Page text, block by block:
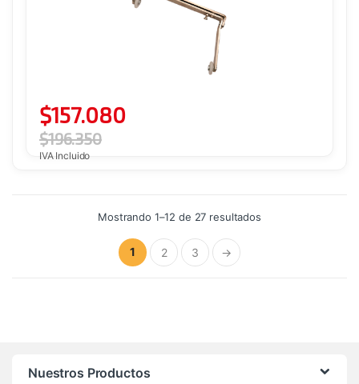
$157.080
$196.350
IVA Incluido
Mostrando 1–12 de 27 resultadosOrdenado
1 2 3 →
Nuestros Productos